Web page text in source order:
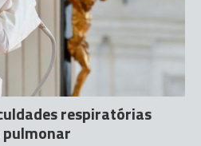
respiratórias